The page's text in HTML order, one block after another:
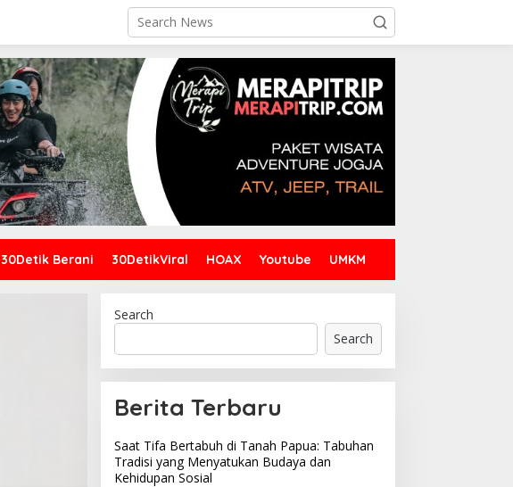
30Detik Berani 30DetikViral HOAX Youtube UMKM
Search
Search
Berita Terbaru
Saat Tifa Bertabuh di Tanah Papua: Tabuhan
Tradisi yang Menyatukan Budaya dan
Kehidupan Sosial